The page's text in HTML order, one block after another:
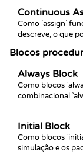
Continuous
Como `assign`
descreve, o que
Blocos
Always Block
Como blocos
combinacional
Initial Block
Como blocos
simulação e os